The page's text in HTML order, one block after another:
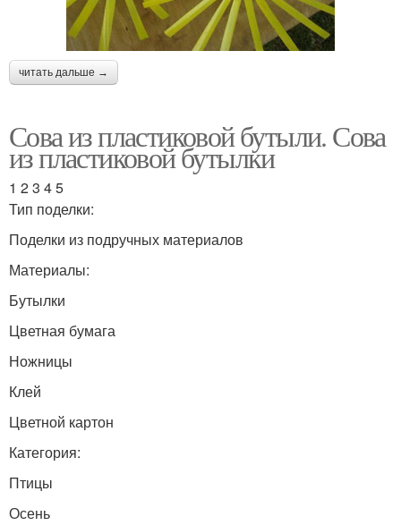
читать дальше →
Сова из пластиковой бутыли. Сова
из пластиковой бутылки
1 2 3 4 5
Тип поделки:
Поделки из подручных материалов
Материалы:
Бутылки
Цветная бумага
Ножницы
Клей
Цветной картон
Категория:
Птицы
Осень